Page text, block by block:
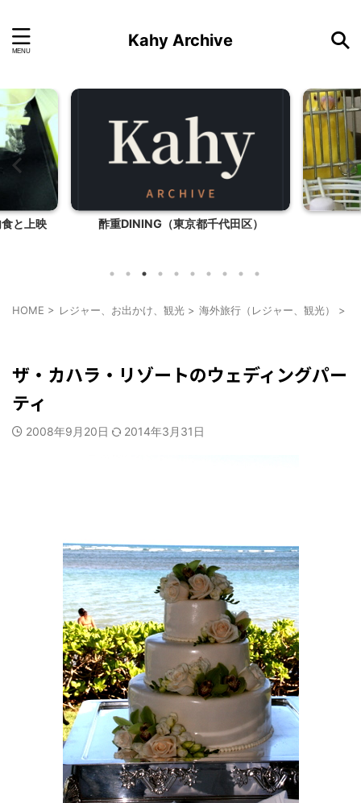
Kahy Archive
と上映 酢重DINING（東京都千代田区）
HOME > レジャー、お出かけ、観光 > 海外旅行（レジャー、観光） >
ザ・カハラ・リゾートのウェディングパー
ティ
2008年9月20日 2014年3月31日